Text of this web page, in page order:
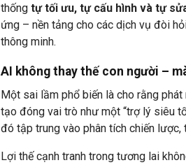
thống tự tối ưu, tự cấu hình và tự
ứng – nền tảng cho các dịch vụ đòi
thông minh.
AI không thay thế con người –
Một sai lầm phổ biến là cho rằng
tạo đóng vai trò như một “trợ lý siêu
đó tập trung vào phân tích chiến
Lợi thế cạnh tranh trong tương lai